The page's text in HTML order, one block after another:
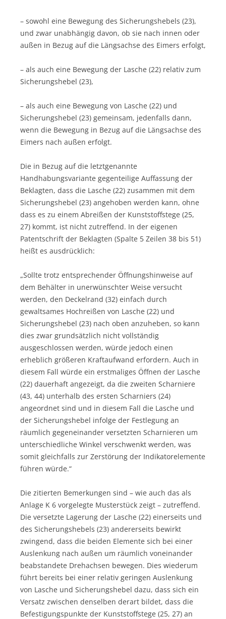
– sowohl eine Bewegung des Sicherungshebels (23),
und zwar unabhängig davon, ob sie nach innen oder
außen in Bezug auf die Längsachse des Eimers erfolgt,
– als auch eine Bewegung der Lasche (22) relativ zum
Sicherungshebel (23),
– als auch eine Bewegung von Lasche (22) und
Sicherungshebel (23) gemeinsam, jedenfalls dann,
wenn die Bewegung in Bezug auf die Längsachse des
Eimers nach außen erfolgt.
Die in Bezug auf die letztgenannte
Handhabungsvariante gegenteilige Auffassung der
Beklagten, dass die Lasche (22) zusammen mit dem
Sicherungshebel (23) angehoben werden kann, ohne
dass es zu einem Abreißen der Kunststoffstege (25,
27) kommt, ist nicht zutreffend. In der eigenen
Patentschrift der Beklagten (Spalte 5 Zeilen 38 bis 51)
heißt es ausdrücklich:
„Sollte trotz entsprechender Öffnungshinweise auf
dem Behälter in unerwünschter Weise versucht
werden, den Deckelrand (32) einfach durch
gewaltsames Hochreißen von Lasche (22) und
Sicherungshebel (23) nach oben anzuheben, so kann
dies zwar grundsätzlich nicht vollständig
ausgeschlossen werden, würde jedoch einen
erheblich größeren Kraftaufwand erfordern. Auch in
diesem Fall würde ein erstmaliges Öffnen der Lasche
(22) dauerhaft angezeigt, da die zweiten Scharniere
(43, 44) unterhalb des ersten Scharniers (24)
angeordnet sind und in diesem Fall die Lasche und
der Sicherungshebel infolge der Festlegung an
räumlich gegeneinander versetzten Scharnieren um
unterschiedliche Winkel verschwenkt werden, was
somit gleichfalls zur Zerstörung der Indikatorelemente
führen würde.“
Die zitierten Bemerkungen sind – wie auch das als
Anlage K 6 vorgelegte Musterstück zeigt – zutreffend.
Die versetzte Lagerung der Lasche (22) einerseits und
des Sicherungshebels (23) andererseits bewirkt
zwingend, dass die beiden Elemente sich bei einer
Auslenkung nach außen um räumlich voneinander
beabstandete Drehachsen bewegen. Dies wiederum
führt bereits bei einer relativ geringen Auslenkung
von Lasche und Sicherungshebel dazu, dass sich ein
Versatz zwischen denselben derart bildet, dass die
Befestigungspunkte der Kunststoffstege (25, 27) an